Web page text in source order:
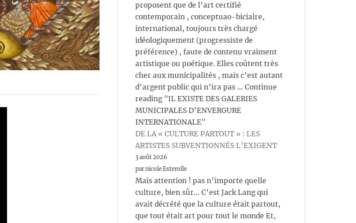
proposent que de l’art certifié
contemporain , conceptuao-bicialre,
international, toujours très chargé
idéologiquement (progressiste de
préférence) , faute de contenu vraiment
artistique ou poétique. Elles coûtent très
cher aux municipalités , mais c’est autant
d’argent public qui n’ira pas … Continue
reading "IL EXISTE DES GALERIES
MUNICIPALES D’ENVERGURE
INTERNATIONALE"
DE LA « CULTURE PARTOUT » : LES
ARTISTES SUBVENTIONNÉS L’EXIGENT
3 août 2026
par nicole Esterolle
Mais attention ! pas n’importe quelle
culture, bien sûr… C’est Jack Lang qui
avait décrété que la culture était partout,
que tout était art pour tout le monde Et,